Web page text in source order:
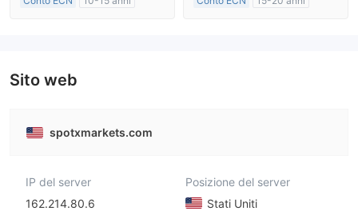
Sito web
spotxmarkets.com
IP del server
162.214.80.6
Posizione del server
Stati Uniti